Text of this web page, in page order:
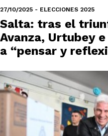
27/10/2025 - ELECCIONES 2025
Salta: tras el
Avanza, Urtubey
a “pensar y